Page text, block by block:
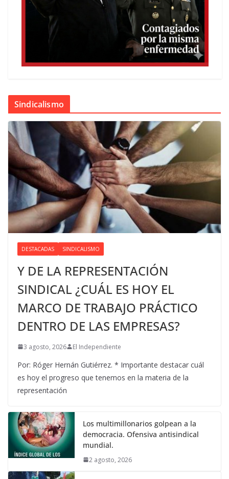
Sindicalismo
DESTACADAS SINDICALISMO
Y DE LA REPRESENTACIÓN
SINDICAL ¿CUÁL ES HOY EL
MARCO DE TRABAJO PRÁCTICO
DENTRO DE LAS EMPRESAS?
3 agosto, 2026 El Independiente
Por: Róger Hernán Gutiérrez. * Importante destacar cuál
es hoy el progreso que tenemos en la materia de la
representación
Los multimillonarios golpean a la
democracia. Ofensiva antisindical
mundial.
2 agosto, 2026